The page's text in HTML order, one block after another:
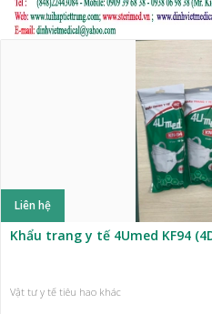
Liên hệ
Khẩu trang y tế 4Umed KF94
Vật tư y tế tiêu hao khác